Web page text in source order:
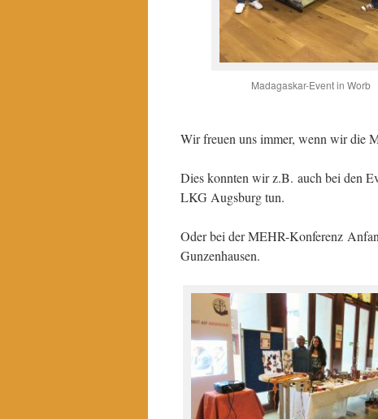
Madagaskar-Event in Worb
Wir freuen uns immer, wenn wir die
Dies konnten wir z.B. auch bei den
LKG Augsburg tun.
Oder bei der MEHR-Konferenz
Gunzenhausen.